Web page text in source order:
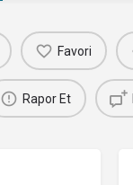
Favori
Rapor Et